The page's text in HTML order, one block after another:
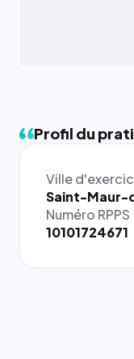
Profil du
Ville
Saint-Maur-
Numéro RPPS
10101724671
{# 40×40
: la taille
rendue par
`.profile-